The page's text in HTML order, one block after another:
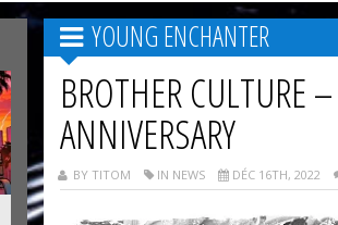
YOUNG ENCHANTER
BROTHER CULTURE
ANNIVERSARY
BY TITOM IN NEWS DÉC 16TH, 2022